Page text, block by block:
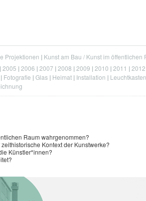
Projektionen Kunst am Bau / Kunst im öffentlichen
2005 2006 2007 2008 2009 2010 2011 2012
Fotografie Glas Heimat Installation Leuchtkasten
Raum wahrgenommen?
Kontext der Kunstwerke?
Künstler*innen?